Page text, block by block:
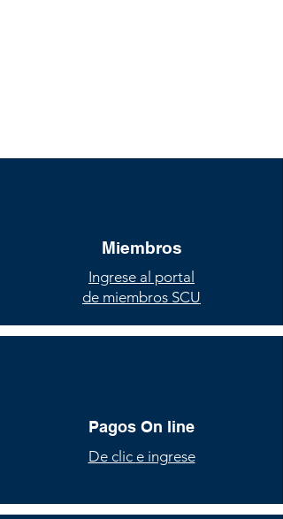
Miembros
Ingrese al portal
de miembros SCU
Pagos On line
De clic e ingrese